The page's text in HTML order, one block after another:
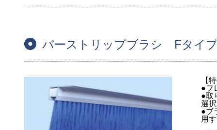
バーストリップブラシ Fタイ
【
●フ
●取
選
●ブ
用